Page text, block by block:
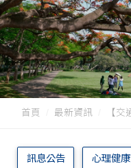
首頁 最新資訊 【
訊息公告 心理健